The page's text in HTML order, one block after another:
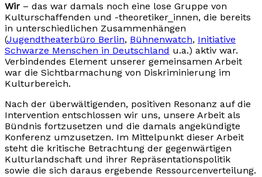
Wir – das war damals noch eine lose Gruppe von
Kulturschaffenden und -theoretiker_innen, die bereits
in unterschiedlichen Zusammenhängen
(Jugendtheaterbüro Berlin, Bühnenwatch, Initiative
Schwarze Menschen in Deutschland u.a.) aktiv war.
Verbindendes Element unserer gemeinsamen Arbeit
war die Sichtbarmachung von Diskriminierung im
Kulturbereich.
Nach der überwältigenden, positiven Resonanz auf die
Intervention entschlossen wir uns, unsere Arbeit als
Bündnis fortzusetzen und die damals angekündigte
Konferenz umzusetzen. Im Mittelpunkt dieser Arbeit
steht die kritische Betrachtung der gegenwärtigen
Kulturlandschaft und ihrer Repräsentationspolitik
sowie die sich daraus ergebende Ressourcenverteilung.